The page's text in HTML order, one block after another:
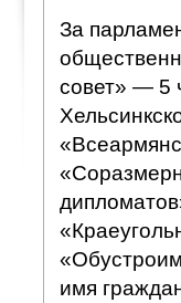
За
совет» — 5
имя